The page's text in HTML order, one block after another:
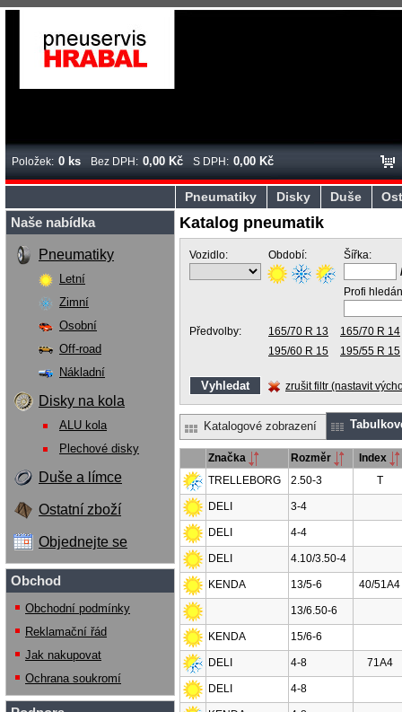
Pneumatiky Disky Duše
Položek: 0 ks Bez DPH: 0,00 Kč S DPH: 0,00 Kč
Naše nabídka
Pneumatiky
Letní
Zimní
Osobní
Off-road
Nákladní
Disky na kola
ALU kola
Plechové disky
Duše a límce
Ostatní zboží
Objednejte se
Obchod
Obchodní podmínky
Reklamační řád
Jak nakupovat
Ochrana soukromí
Katalog pneumatik
Vozidlo: Období:
Šířka:
/
Profi
Předvolby: 165/70 R 13
165/70 R 14
195/60 R 15
195/55 R 15
zrušit filtr (nastavit
Katalogové zobrazení
Značka Rozměr
Index
TRELLEBORG
2.50-3 T
DELI 3-4
DELI 4-4
DELI 4.10/3.50-4
KENDA 13/5-6 40/51A4
13/6.50-6
KENDA 15/6-6
DELI 4-8 71A4
DELI 4-8